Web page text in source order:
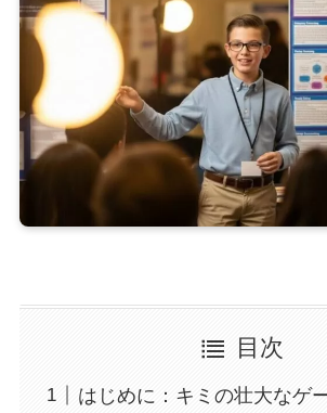
目次
はじめに：キミの壮大なゲ